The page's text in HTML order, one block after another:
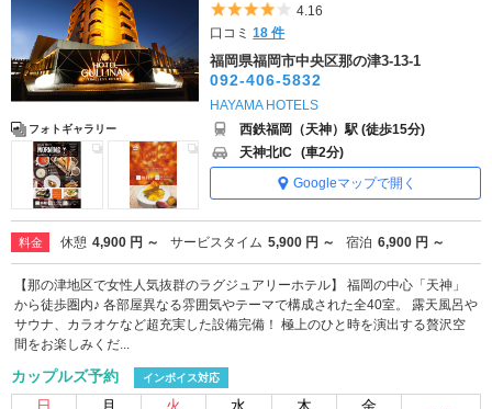
フォトギャラリー
5つ星のうち4
4.16
口コミ18 件
福岡県福岡市中央区那の津3-13-1
092-406-5832
HAYAMA HOTELS
西鉄福岡（天神）駅 (徒歩15分)
天神北IC (車2分)
Googleマップで開く
料金 休憩 4,900 円 ～ サービスタイム 5,900 円 ～ 宿泊 6,900 円 ～
【那の津地区で女性人気抜群のラグジュアリーホテル】 福岡の中心「天神」
から徒歩圏内♪ 各部屋異なる雰囲気やテーマで構成された全40室。 露天風呂や
サウナ、カラオケなど超充実した設備完備！ 極上のひと時を演出する贅沢空
間をお楽しみくだ...
カップルズ予約 インボイス対応